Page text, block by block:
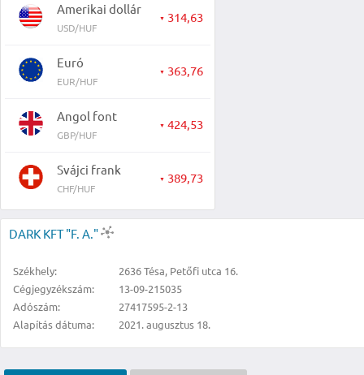
Amerikai dollár
USD/HUF
▼ 314,63
Euró
EUR/HUF
▼ 363,76
Angol font
GBP/HUF
▼ 424,53
Svájci frank
CHF/HUF
▼ 389,73
DARK KFT "F. A."
Székhely:
2636 Tésa, Petőfi utca 16.
Cégjegyzékszám:
13-09-215035
Adószám:
27417595-2-13
Alapítás dátuma:
2021. augusztus 18.